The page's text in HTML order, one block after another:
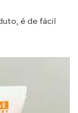
é de fácil